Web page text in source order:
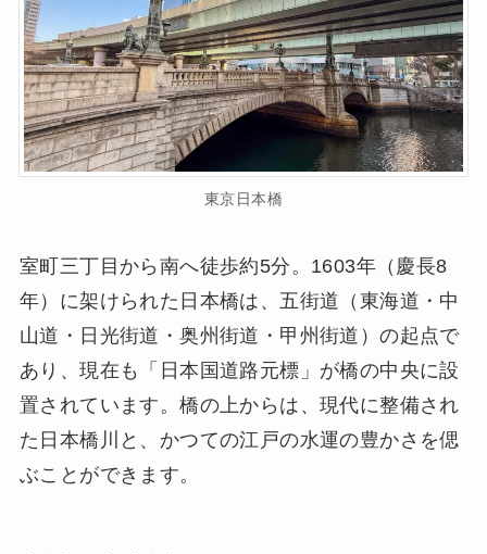
東京日本橋
室町三丁目から南へ徒歩約5分。1603年（慶長8
年）に架けられた日本橋は、五街道（東海道・中
山道・日光街道・奥州街道・甲州街道）の起点で
あり、現在も「日本国道路元標」が橋の中央に設
置されています。橋の上からは、現代に整備され
た日本橋川と、かつての江戸の水運の豊かさを偲
ぶことができます。